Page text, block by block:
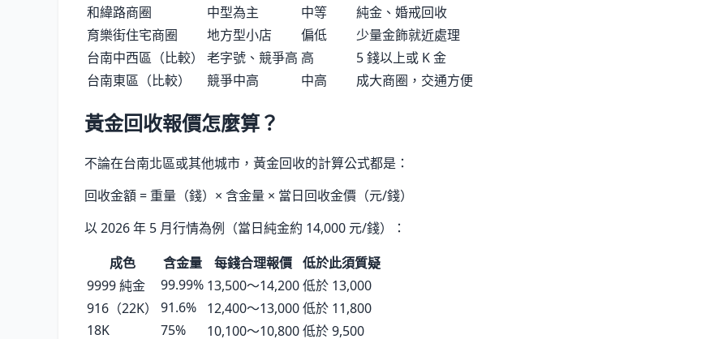
和緯路商圈
中型為主 中等
純金、婚戒回收
育樂街住宅商圈
地方型小店 偏低
少量金飾就近處理
台南中西區（比較）
老字號、競爭高 高
5 錢以上或 K 金
台南東區（比較）
競爭中高 中高 成大商圈，交通方便
黃金回收報價怎麼算？
不論在台南北區或其他城市，黃金回收的計算公式都是：
回收金額 = 重量（錢）× 含金量 × 當日回收金價（元/錢）
以2026 年 5 月行情為例（當日純金約 14,000 元/錢）：
成色
含金量 每錢合理報價 低於此須質疑
9999 純金
99.99% 13,500〜14,200低於 13,000
916（22K）
91.6% 12,400〜13,000低於 11,800
18K
75% 10,100〜10,800低於 9,500